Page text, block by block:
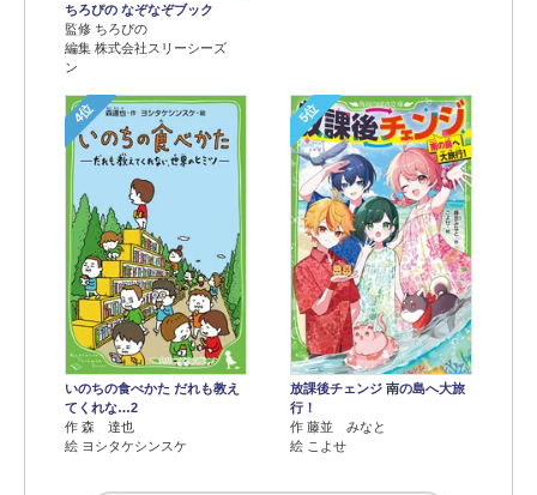
ちろぴの なぞなぞブック
監修 ちろぴの
編集 株式会社スリーシーズ
ン
4位
いのちの食べかた だれも教え
てくれな…2
作 森 達也
絵 ヨシタケシンスケ
5位
放課後チェンジ 南の島へ大旅
行！
作 藤並 みなと
絵 こよせ